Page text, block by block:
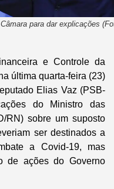
para dar explicações
e Controle da
última quarta-feira (23)
Elias Vaz (PSB-
do Ministro das
RN) sobre um suposto
ser destinados a
a Covid-19, mas
de ações do Governo